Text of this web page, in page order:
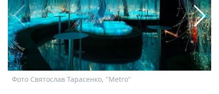
Спецпроекты
Звезды
Выборы
2026
Скачай
Metro
Фото Святослав Тарасенко, "Metro"